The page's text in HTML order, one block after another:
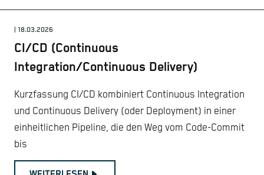
| 18.03.2026
CI/CD (Continuous
Integration/Continuous Delivery)
Kurzfassung CI/CD kombiniert Continuous Integration
und Continuous Delivery (oder Deployment) in einer
einheitlichen Pipeline, die den Weg vom Code-Commit
bis